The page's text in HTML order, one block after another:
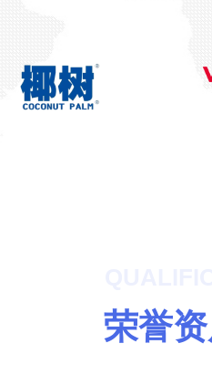
荣誉